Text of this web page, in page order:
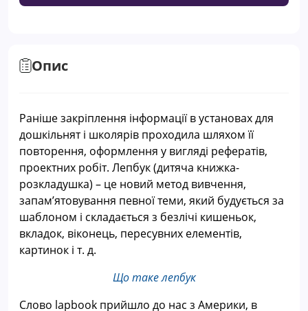
Опис
Раніше закріплення інформації в установах для
дошкільнят і школярів проходила шляхом її
повторення, оформлення у вигляді рефератів,
проектних робіт. Лепбук (дитяча книжка-
розкладушка) – це новий метод вивчення,
запам’ятовування певної теми, який будується за
шаблоном і складається з безлічі кишеньок,
вкладок, віконець, пересувних елементів,
картинок і т. д.
Що таке лепбук
Слово lapbook прийшло до нас з Америки, в